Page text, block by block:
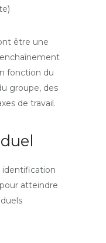
être une
fonction du
groupe, des
de travail.
identification
atteindre